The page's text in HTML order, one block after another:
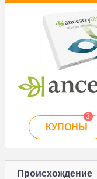
3
КУПОНЫ
Происхождение